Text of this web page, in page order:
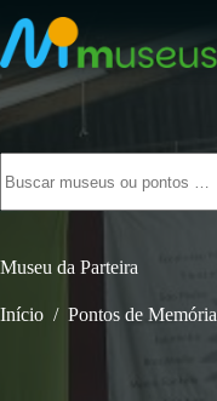
para
o
conteúdo
resultados
Museu da Parteira
Início / Pontos de Memória